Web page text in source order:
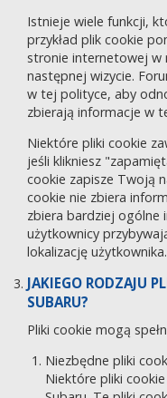
Istnieje wiele funkcji,
przykład plik cookie
stronie internetowej w
następnej wizycie.
w tej polityce, aby
zbierają informacje w
Niektóre pliki cookie
jeśli klikniesz
cookie zapisze Twoją
cookie nie zbiera
zbiera bardziej ogólne
użytkownicy
lokalizację użytkownika.
JAKIEGO RODZAJU
SUBARU?
Pliki cookie mogą
Niezbędne pliki
Niektóre pliki